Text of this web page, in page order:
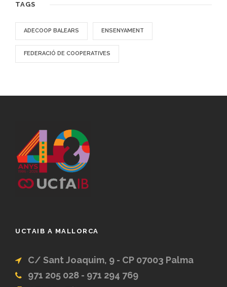
TAGS
ADECOOP BALEARS ENSENYAMENT
FEDERACIÓ DE COOPERATIVES
UCTAIB A MALLORCA
C/ Sant Joaquim, 9 - CP 07003 Palma
971 205 028 - 971 294 769